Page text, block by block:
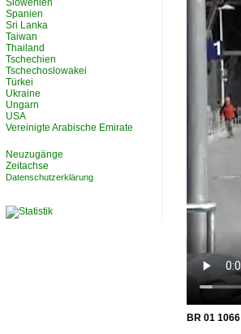
BR 01 1066
Slowenien
Spanien
Sri Lanka
Taiwan
Thailand
Tschechien
Tschechoslowakei
Türkei
Ukraine
Ungarn
USA
Vereinigte Arabische Emirate
Neuzugänge
Zeitachse
Datenschutzerklärung